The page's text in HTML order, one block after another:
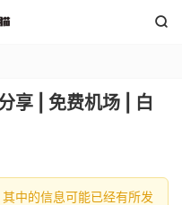

享 | 免费机场 | 白
中的信息可能已经有所发